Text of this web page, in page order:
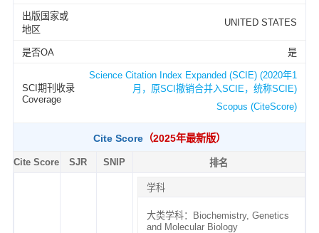
出版国家或
地区
UNITED STATES
是否OA 是
SCI期刊收录
Coverage
Science Citation Index Expanded (SCIE) (2020年1
月，原SCI撤销合并入SCIE，统称SCIE)
Scopus (CiteScore)
Cite Score （2025年最新版）
Cite Score SJR SNIP 排名
学科
大类学科：Biochemistry, Genetics
and Molecular Biology